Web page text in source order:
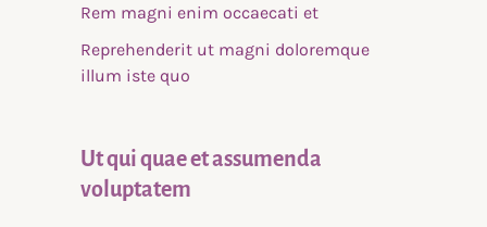
Rem magni enim occaecati et
Reprehenderit ut magni doloremque
illum iste quo
Ut qui quae et assumenda
voluptatem